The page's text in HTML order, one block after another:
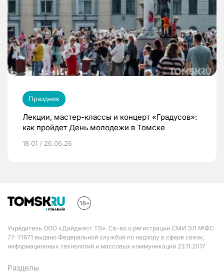
Праздник
Лекции, мастер-классы и концерт «Градусов»:
как пройдет День молодежи в Томске
18:01 / 26.06.26
Учредитель ООО «Дайджест ТВ». Св-во о регистрации СМИ ЭЛ №ФС
77-71671 выдано Федеральной службой по надзору в сфере связи,
информационных технологий и массовых коммуникаций 23.11.2017
Разделы